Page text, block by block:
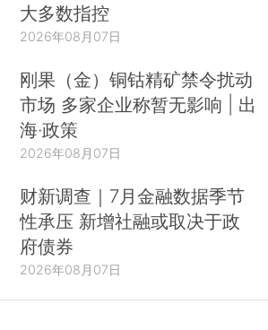
大多数指控
2026年08月07日
刚果（金）铜钴精矿禁令扰动
市场 多家企业称暂无影响 | 出
海·政策
2026年08月07日
财新调查｜7月金融数据季节
性承压 新增社融或取决于政
府债券
2026年08月07日